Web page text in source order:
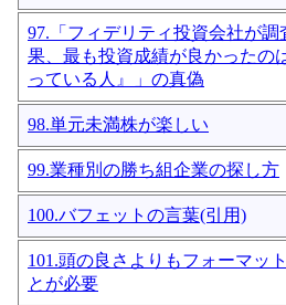
97.「フィデリティ投資会社が調
果、最も投資成績が良かったの
っている人』」の真偽
98.単元未満株が楽しい
99.業種別の勝ち組企業の探し方
100.バフェットの言葉(引用)
101.頭の良さよりもフォーマッ
とが必要